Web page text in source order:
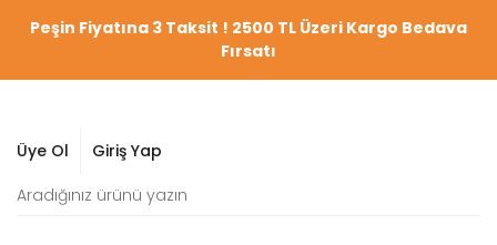
Peşin Fiyatına 3 Taksit ! 2500 TL Üzeri Kargo Bedava
Fırsatı
Üye Ol Giriş Yap